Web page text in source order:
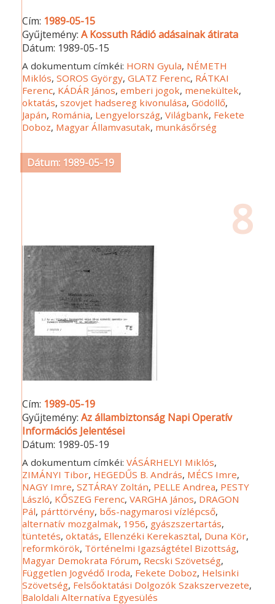
Cím: 1989-05-15
Gyűjtemény:A Kossuth Rádió adásainak átirata
Dátum: 1989-05-15
A dokumentum címkéi: HORN Gyula, NÉMETH
Miklós,SOROS György,GLATZ Ferenc, RÁTKAI
Ferenc, KÁDÁR János,emberi jogok, menekültek,
oktatás,szovjet hadsereg kivonulása,Gödöllő,
Japán, Románia, Lengyelország,Világbank, Fekete
Doboz, Magyar Államvasutak, munkásőrség
Dátum: 1989-05-19
8
Cím: 1989-05-19
Gyűjtemény:Az állambiztonság Napi Operatív
Információs Jelentései
Dátum: 1989-05-19
A dokumentum címkéi:VÁSÁRHELYI Miklós,
ZIMÁNYI Tibor, HEGEDŰS B. András, MÉCS Imre,
NAGY Imre,SZTÁRAY Zoltán, PELLE Andrea, PESTY
László, KŐSZEG Ferenc,VARGHA János, DRAGON
Pál, párttörvény, bős-nagymarosi vízlépcső,
alternatív mozgalmak, 1956, gyászszertartás,
tüntetés,oktatás, Ellenzéki Kerekasztal, Duna Kör,
reformkörök, Történelmi Igazságtétel Bizottság,
Magyar Demokrata Fórum, Recski Szövetség,
Független Jogvédő Iroda, Fekete Doboz, Helsinki
Szövetség, Felsőoktatási Dolgozók Szakszervezete,
Baloldali Alternatíva Egyesülés